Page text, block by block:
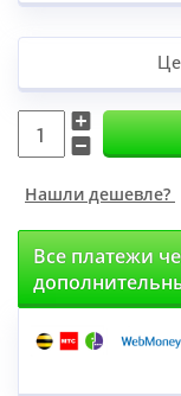
Нашли дешевле?
Все платежи